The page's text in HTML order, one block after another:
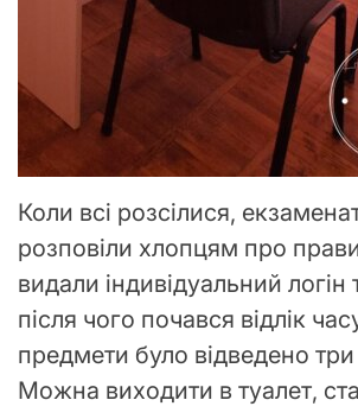
Коли всі розсілися,
розповіли хлопцям про
видали індивідуальний логін
після чого почався відлік
предмети було відведено
Можна виходити в туалет,